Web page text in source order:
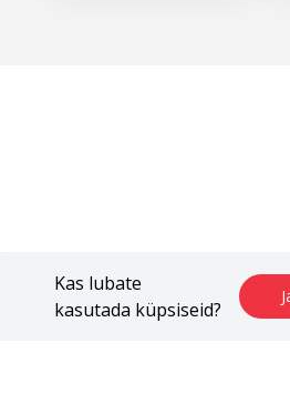
Kas lubate
kasutada küpsiseid?